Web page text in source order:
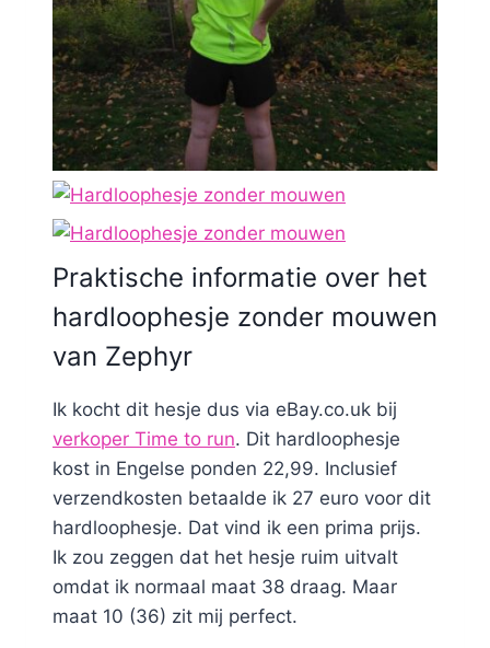
Praktische informatie over het
hardloophesje zonder mouwen
van Zephyr
Ik kocht dit hesje dus via eBay.co.uk bij
verkoper Time to run. Dit hardloophesje
kost in Engelse ponden 22,99. Inclusief
verzendkosten betaalde ik 27 euro voor dit
hardloophesje. Dat vind ik een prima prijs.
Ik zou zeggen dat het hesje ruim uitvalt
omdat ik normaal maat 38 draag. Maar
maat 10 (36) zit mij perfect.